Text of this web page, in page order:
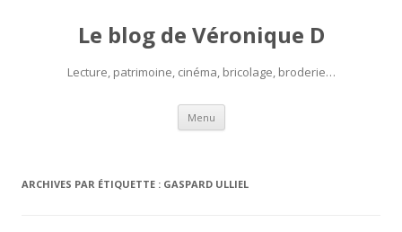
Le blog de Véronique D
Lecture, patrimoine, cinéma, bricolage, broderie…
Menu Aller
contenu
ARCHIVES PAR ÉTIQUETTE : GASPARD ULLIEL